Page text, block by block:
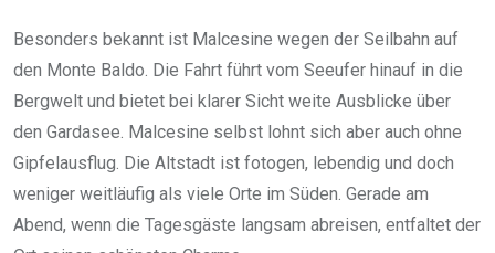
Besonders bekannt ist Malcesine wegen der Seilbahn auf
den Monte Baldo. Die Fahrt führt vom Seeufer hinauf in die
Bergwelt und bietet bei klarer Sicht weite Ausblicke über
den Gardasee. Malcesine selbst lohnt sich aber auch ohne
Gipfelausflug. Die Altstadt ist fotogen, lebendig und doch
weniger weitläufig als viele Orte im Süden. Gerade am
Abend, wenn die Tagesgäste langsam abreisen, entfaltet der